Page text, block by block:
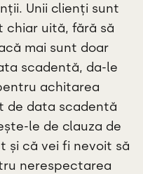
Unii clienți sunt
uită, fără să
mai sunt doar
scadentă, da-le
achitarea
de data scadentă
le de clauza de
și că vei fi nevoit să
nerespectarea